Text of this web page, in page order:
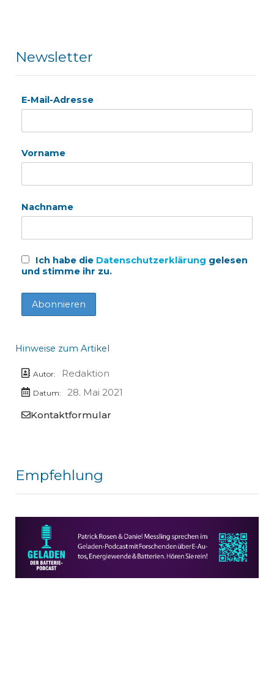
Newsletter
E-Mail-Adresse
Vorname
Nachname
Ich habe die Datenschutzerklärung gelesen
und stimme ihr zu.
Hinweise zum Artikel
Autor: Redaktion
Datum:
28. Mai 2021
Kontaktformular
Empfehlung